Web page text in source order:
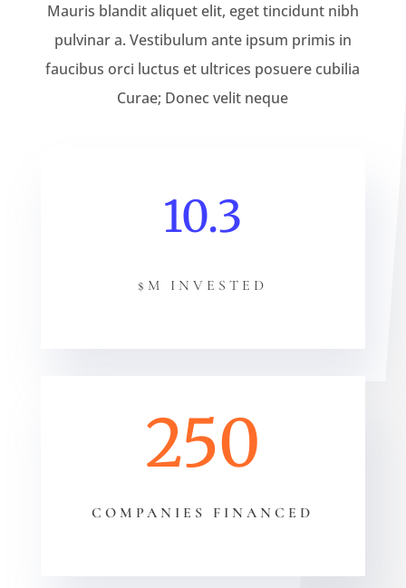
Mauris blandit aliquet elit, eget tincidunt nibh
pulvinar a. Vestibulum ante ipsum primis in
faucibus orci luctus et ultrices posuere cubilia
Curae; Donec velit neque
10.3
$M INVESTED
250
COMPANIES FINANCED